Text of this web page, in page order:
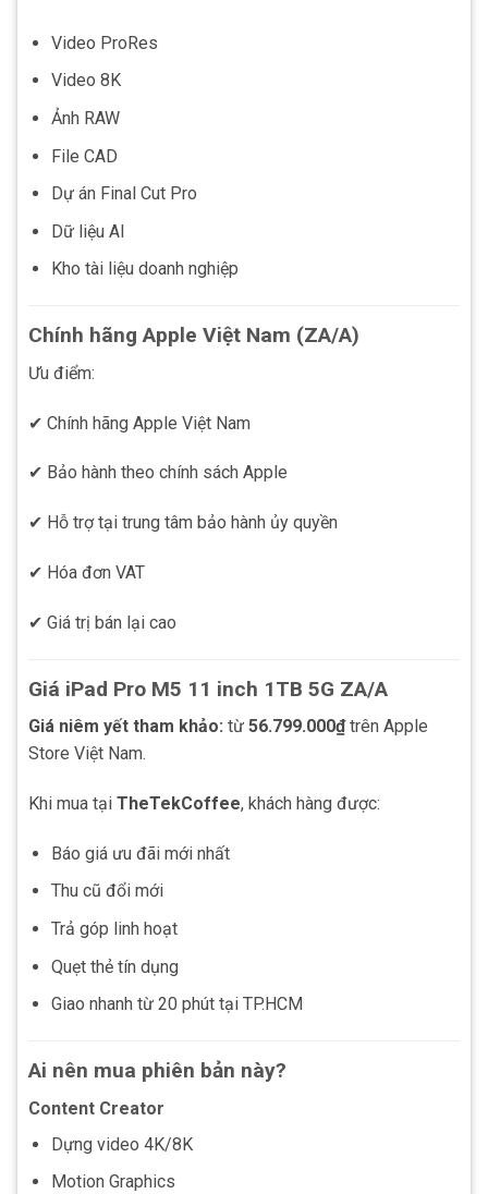
Video ProRes
Video 8K
Ảnh RAW
File CAD
Dự án Final Cut Pro
Dữ liệu AI
Kho tài liệu doanh nghiệp
Chính hãng Apple Việt Nam (ZA/A)
Ưu điểm:
✔ Chính hãng Apple Việt Nam
✔ Bảo hành theo chính sách Apple
✔ Hỗ trợ tại trung tâm bảo hành ủy quyền
✔ Hóa đơn VAT
✔ Giá trị bán lại cao
Giá iPad Pro M5 11 inch 1TB 5G ZA/A
Giá niêm yết tham khảo: từ 56.799.000₫trên Apple
Store Việt Nam.
Khi mua tại TheTekCoffee, khách hàng được:
Báo giá ưu đãi mới nhất
Thu cũ đổi mới
Trả góp linh hoạt
Quẹt thẻ tín dụng
Giao nhanh từ 20 phút tại TP.HCM
Ai nên mua phiên bản này?
Content Creator
Dựng video 4K/8K
Motion Graphics